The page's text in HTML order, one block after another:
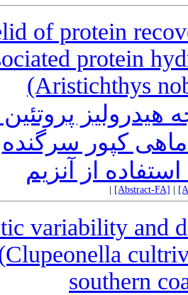
of protein
protein
(Aristichthys
هیدرولیز
کپور سرگنده
[Abstract-FA]
variability and
southern